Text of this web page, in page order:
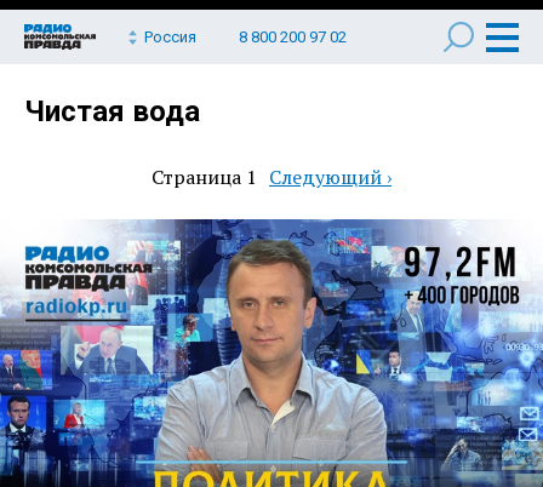
Россия 8 800 200 97 02
Чистая вода
Страница 1 Следующая
Следующий ›